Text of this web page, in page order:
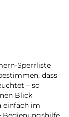
Sperrliste
dass
– so
Blick
einfach im